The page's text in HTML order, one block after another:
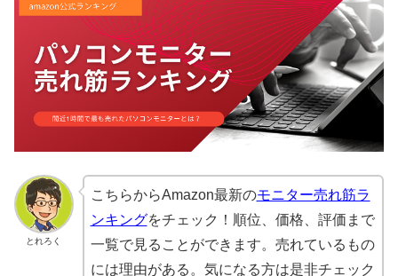
とれろく
こちらからAmazon最新のモニター売れ筋ラ
ンキングをチェック！順位、価格、評価まで
一覧で見ることができます。売れているもの
には理由がある。気になる方は是非チェック